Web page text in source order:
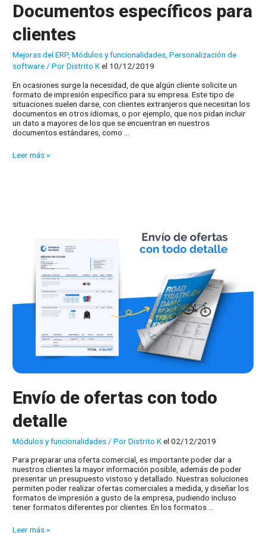
Documentos específicos para
clientes
Mejoras del ERP,Módulos y funcionalidades,Personalización de
software/ PorDistrito Kel 10/12/2019
En ocasiones surge la necesidad, de que algún cliente solicite un
formato de impresión específico para su empresa. Este tipo de
situaciones suelen darse, con clientes extranjeros que necesitan los
documentos en otros idiomas, o por ejemplo, que nos pidan incluir
un dato a mayores de los que se encuentran en nuestros
documentos estándares, como …
Documentos
Leer más »
Envío de ofertas con todo
detalle
Módulos y funcionalidades / PorDistrito Kel 02/12/2019
Para preparar una oferta comercial, es importante poder dar a
nuestros clientes la mayor información posible, además de poder
presentar un presupuesto vistoso y detallado. Nuestras soluciones
permiten poder realizar ofertas comerciales a medida, y diseñar los
formatos de impresión a gusto de la empresa, pudiendo incluso
tener formatos diferentes por clientes. En los formatos …
Envío
Leer más »